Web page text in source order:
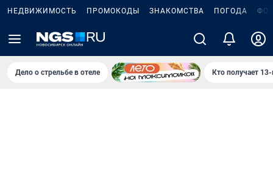
НЕДВИЖИМОСТЬ ПРОМОКОДЫ ЗНАКОМСТВА ПОГОДА
Дело о стрельбе в отеле Кто получает